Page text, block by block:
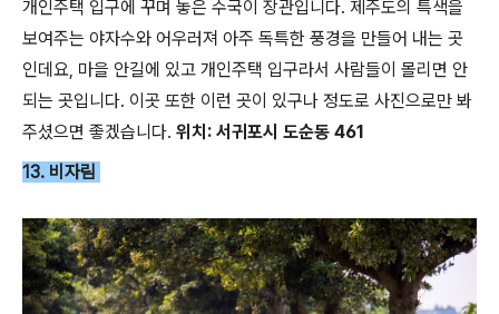
개인주택 입구에 꾸며 놓은 수국이 장관입니다. 제주도의 특색을
보여주는 야자수와 어우러져 아주 독특한 풍경을 만들어 내는 곳
인데요, 마을 안길에 있고 개인주택 입구라서 사람들이 몰리면 안
되는 곳입니다. 이곳 또한 이런 곳이 있구나 정도로 사진으로만 봐
주셨으면 좋겠습니다. 위치: 서귀포시 도순동 461
13. 비자림